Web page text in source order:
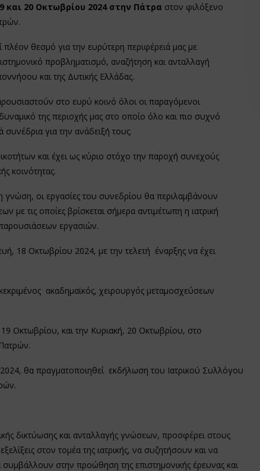
και 20 Οκτωβρίου 2024 στην Πάτρα στον φιλόξενο
θεσμό για την ευρύτερη περιφέρειά μας με
προβληματισμό, αναζήτηση και ανταλλαγή
και της Δυτικής Ελλάδας.
στο ευρύ κοινό όλοι οι παραγόμενοι
της περιοχής μας στο οποίο όλο και πιο συχνό
για την ανάδειξή τους.
και έχει ως κύριο στόχο την παροχή συνεχούς
κοινότητας.
οι εργασίες του συνεδρίου θα περιλαμβάνουν
τις οποίες βρίσκεται σήμερα αντιμέτωπη η ιατρική
εργασιών.
18 Οκτωβρίου 2024, με την τελετή έναρξης να έχει
ακαδημαϊκός, χειρουργός μεταμοσχεύσεων
Οκτωβρίου, και την Κυριακή, 20 Οκτωβρίου, στο
θα πραγματοποιηθεί εκδήλωση του Ιατρικού Συλλόγου
δικτύωσης και ανταλλαγής γνώσεων, προσφέρει στους
στον τομέα της ιατρικής, να συζητήσουν και να
στην προώθηση της επιστημονικής έρευνας και